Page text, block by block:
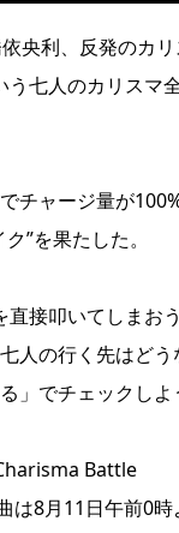
央利、反発のカリ
七人のカリスマ
チャージ量が
”を果たした。
接叩いてしまお
人の行く先はどう
でチェックしよ
Battle
は8月11日午前0時